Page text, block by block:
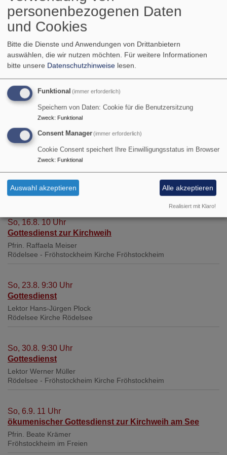
Bildrechte beim Autor
Fröhstockheim zum
jährlichen Essen. Den Dank der Gemeinde erstattete
Köstlich waren das Essen und die Schöppli, fröhlich
und herzlich die Gespräche. Also, bleibt wie Ihr seid, bis
Die nächsten Termine
So, 9.8. 9:30 Uhr
Gottesdienst
Sr. Ruth Meili
Rödelsee Kirche Rödelsee
So, 16.8. 10 Uhr
Gottesdienst zur Kirchweih
Pfrin. Raffaela Meiser
Rödelsee - Fröhstockheim Kirche Fröhstockheim
So, 23.8. 9:30 Uhr
Gottesdienst
Lektor Hans-Jürgen Plock
Rödelsee Kirche Rödelsee
So, 30.8. 9:30 Uhr
Gottesdienst
Lektor Werner Müller
Rödelsee - Fröhstockheim Kirche Fröhstockheim
So, 6.9. 11 Uhr
ökumenischer Gottesdienst zur Kirchweih am See
Pfrin. Beate Krämer
Fröhstockheim im Freien
personenbezogenen Daten
und Cookies
Bitte die Dienste und Anwendungen von Drittanbietern
auswählen, die wir nutzen möchten. Für weitere Informationen
bitte unsere Datenschutzhinweise lesen.
Funktional (immer erforderlich)
Speichern von Daten: Cookie für die Benutzersitzung
Zweck: Funktional
Consent Manager(immer erforderlich)
Cookie Consent speichert Ihre Einwilligungsstatus im Browser
Zweck: Funktional
Auswahl akzeptieren Alle akzeptieren
Realisiert mit Klaro!